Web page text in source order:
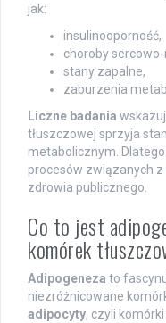
jak:
insulinooporność,
choroby
stany zapalne,
zaburzenia
Liczne badania
tłuszczowej sprzyja
metabolicznym.
procesów związanych
zdrowia publicznego.
Co to jest
komórek
Adipogeneza to
niezróżnicowane
adipocyty, czyli